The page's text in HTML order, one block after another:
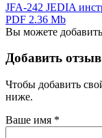
JFA-242 JEDIA
PDF 2.36 Mb
Вы можете
Добавить
Чтобы добавить
ниже.
Ваше имя *